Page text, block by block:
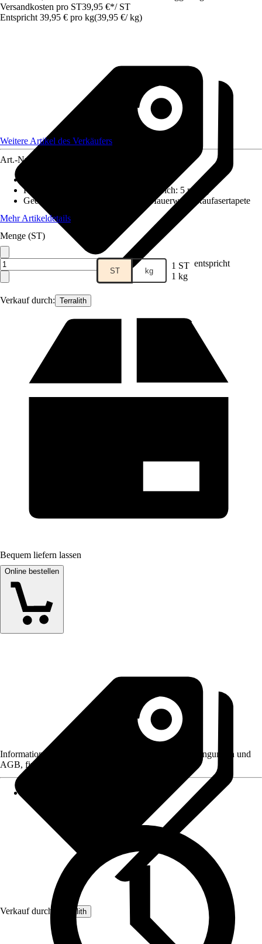
Versandkosten pro ST39,95 €*/ ST
Entspricht 39,95 € pro kg(39,95 €/ kg)
Verkauf durch: Terralith
Weitere Artikel des Verkäufers
Art.-Nr.
Reichweite (ca.) bei einmaligem Anstrich: 5 m²/kg
Geeignet für Untergrund
Tapete, Mauerwerk, Raufasertapete
Mehr Artikeldetails
Menge (ST)
ST kg 1 ST entspricht
1 kg
Bequem liefern lassen
Online bestellen
Verkauf durch: Terralith
Informationen des Verkäufers, wie z. B. Rückgabebedingungen und
AGB, finden Sie bei Klick auf den Verkäufernamen.